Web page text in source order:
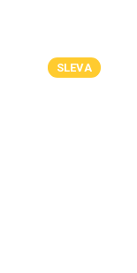
SLEVA